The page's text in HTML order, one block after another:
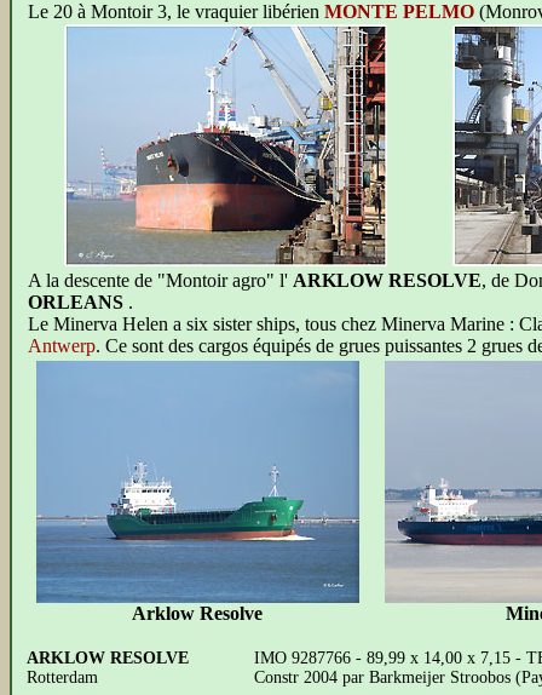
Le 20 à Montoir 3, le vraquier libérien MONTE PELMO
A la descente de "Montoir agro" l' ARKLOW RESOLVE, de
ORLEANS .
Le Minerva Helen a six sister ships, tous chez Minerva Marine :
Antwerp. Ce sont des cargos équipés de grues puissantes 2 grues
Arklow Resolve
ARKLOW RESOLVE
Rotterdam
IMO 9287766 - 89,99 x 14,00 x 7,15 -
Constr 2004 par Barkmeijer Stroobos